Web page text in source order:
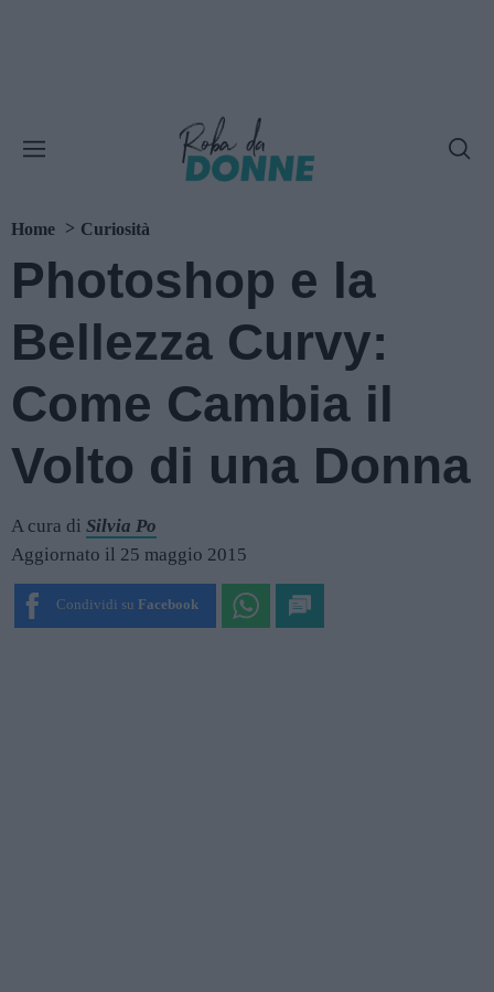
Home Curiosità
Photoshop e la
Bellezza Curvy:
Come Cambia il
Volto di una Donna
A cura di Silvia Po
Aggiornato il 25 maggio 2015
Condividi su Facebook